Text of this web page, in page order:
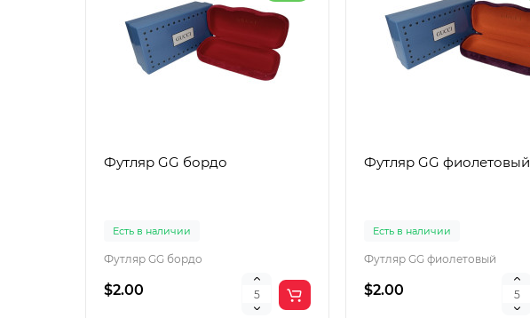
Футляр GG бордо
Есть в наличии
Футляр GG бордо
$2.00
Футляр GG фиолетовый
Есть в наличии
Футляр GG фиолетовый
$2.00